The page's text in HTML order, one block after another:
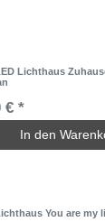
Lichthaus
€ *
In den
You are my